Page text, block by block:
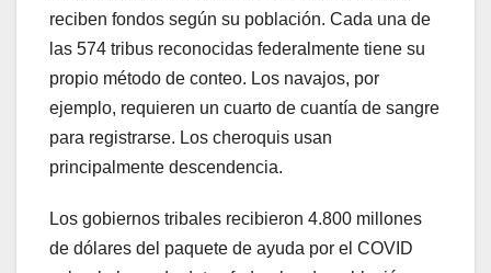
reciben fondos según su población. Cada una de
las 574 tribus reconocidas federalmente tiene su
propio método de conteo. Los navajos, por
ejemplo, requieren un cuarto de cuantía de sangre
para registrarse. Los cheroquis usan
principalmente descendencia.
Los gobiernos tribales recibieron 4.800 millones
de dólares del paquete de ayuda por el COVID